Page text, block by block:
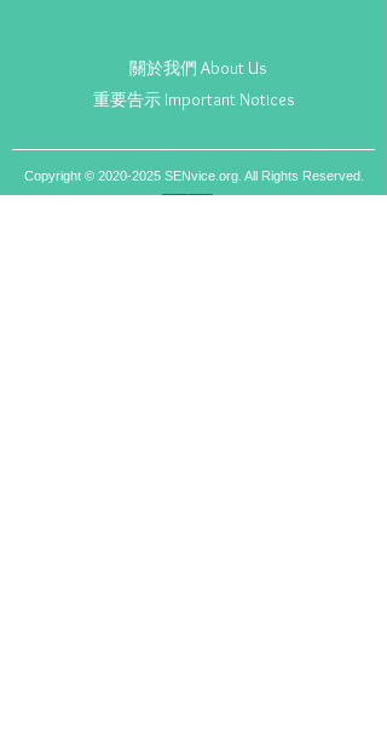
關於我們 About Us
重要告示 Important Notices
Copyright © 2020-2025SENvice.org. All Rights Reserved.